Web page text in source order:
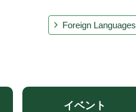
Foreign Languages
イベント